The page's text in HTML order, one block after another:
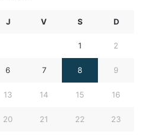
J V S D
1 2
6 7 8 9
13 14 15 16
20 21 22 23